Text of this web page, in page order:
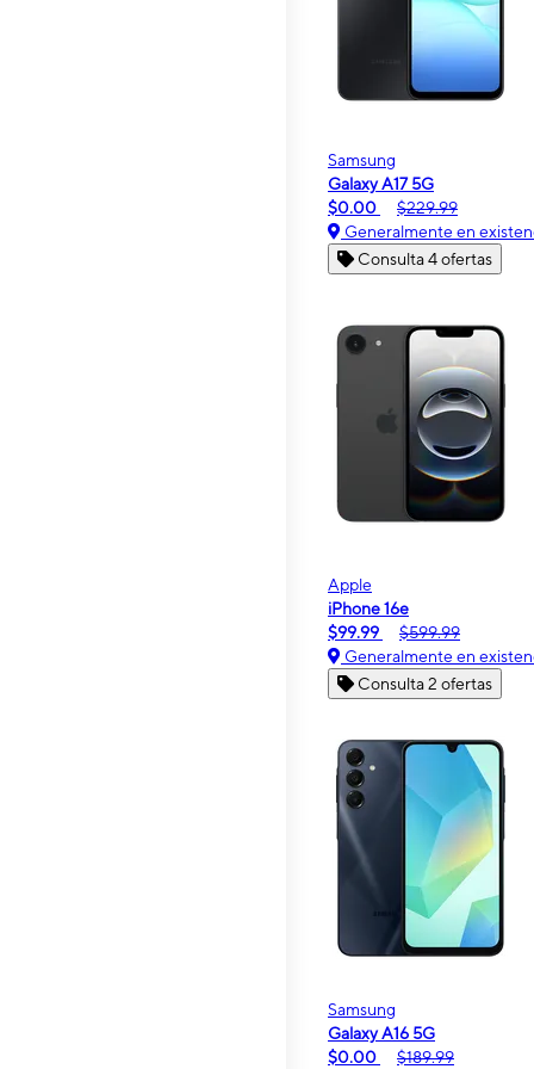
Samsung
Galaxy A17 5G
$0.00
$229.99
Generalmente en
Consulta 4 ofertas
Apple
iPhone 16e
$99.99
$599.99
Generalmente en
Consulta 2 ofertas
Samsung
Galaxy A16 5G
$0.00
$189.99